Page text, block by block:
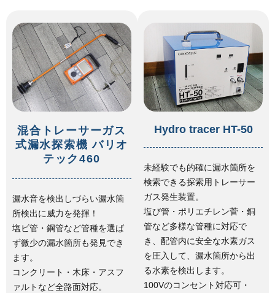
混合トレーサーガス
式漏水探索機 バリオ
テック460
漏水音を検出しづらい漏水箇
所検出に威力を発揮！
塩ビ管・鋼管など管種を選ば
ず微少の漏水箇所も発見でき
ます。
コンクリート・木床・アスフ
ァルトなど全路面対応。
Hydro tracer HT-50
未経験でも的確に漏水箇所を
検索できる探索用トレーサー
ガス発生装置。
塩び管・ポリエチレン菅・銅
管など多様な管種に対応で
き、配管内に安全な水素ガス
を圧入して、漏水箇所から出
る水素を検出します。
100Vのコンセント対応可・